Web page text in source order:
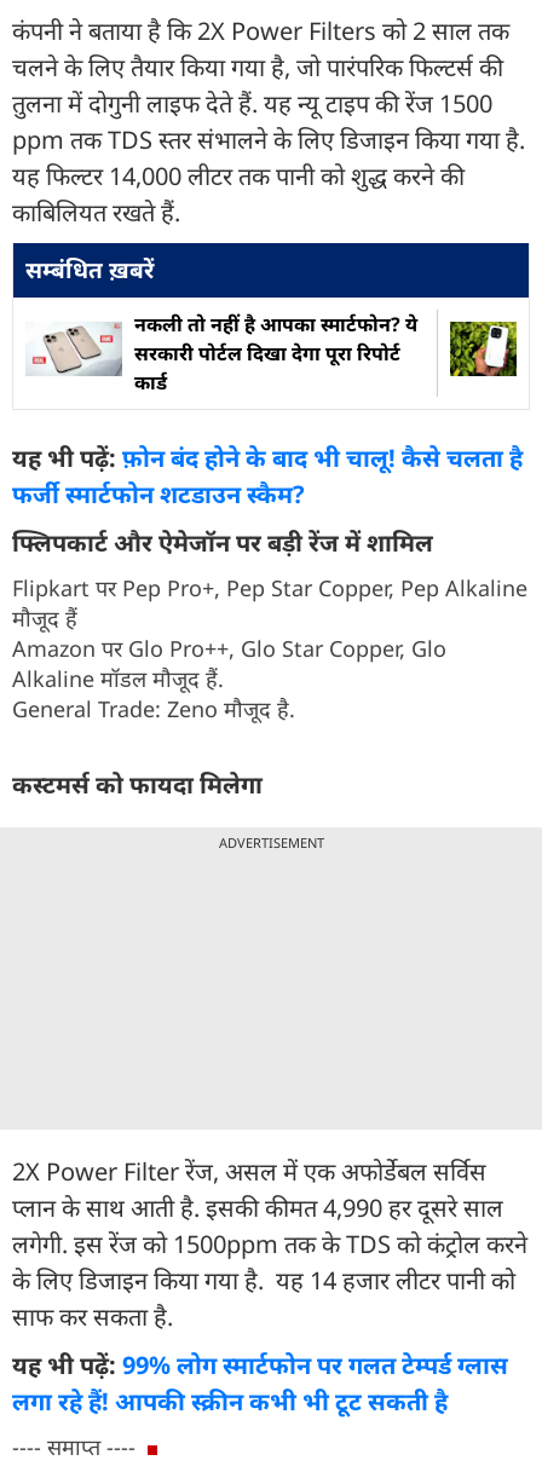
कंपनी ने बताया है कि 2X Power Filters को 2 साल तक
चलने के लिए तैयार किया गया है, जो पारंपरिक फिल्टर्स की
तुलना में दोगुनी लाइफ देते हैं. यह न्यू टाइप की रेंज 1500
ppm तक TDS स्तर संभालने के लिए डिजाइन किया गया है.
यह फिल्टर 14,000 लीटर तक पानी को शुद्ध करने की
काबिलियत रखते हैं.
सम्बंधित ख़बरें
नकली तो नहीं है आपका स्मार्टफोन? ये
सरकारी पोर्टल दिखा देगा पूरा रिपोर्ट
कार्ड
यह भी पढ़ें: फ़ोन बंद होने के बाद भी चालू! कैसे चलता है
फर्जी स्मार्टफोन शटडाउन स्कैम?
फ्लिपकार्ट और ऐमेजॉन पर बड़ी रेंज में शामिल
Flipkart पर Pep Pro+, Pep Star Copper, Pep Alkaline
मौजूद हैं
Amazon पर Glo Pro++, Glo Star Copper, Glo
Alkaline मॉडल मौजूद हैं.
General Trade: Zeno मौजूद है.
कस्टमर्स को फायदा मिलेगा
ADVERTISEMENT
2X Power Filter रेंज, असल में एक अफोर्डेबल सर्विस
प्लान के साथ आती है. इसकी कीमत 4,990 हर दूसरे साल
लगेगी. इस रेंज को 1500ppm तक के TDS को कंट्रोल करने
के लिए डिजाइन किया गया है. यह 14 हजार लीटर पानी को
साफ कर सकता है.
यह भी पढ़ें: 99% लोग स्मार्टफोन पर गलत टेम्पर्ड ग्लास
लगा रहे हैं! आपकी स्क्रीन कभी भी टूट सकती है
---- समाप्त ----